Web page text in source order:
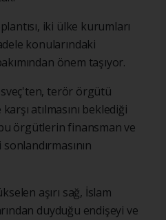
iki ülke kurumları
konularındaki
önem taşıyor.
terör örgütü
atılmasını beklediği
örgütlerin finansman ve
aşırı sağ, İslam
duyduğu endişeyi ve